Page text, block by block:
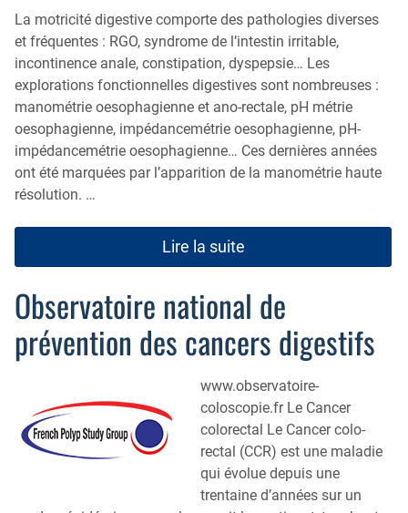
La motricité digestive comporte des pathologies diverses
et fréquentes : RGO, syndrome de l’intestin irritable,
incontinence anale, constipation, dyspepsie… Les
explorations fonctionnelles digestives sont nombreuses :
manométrie oesophagienne et ano-rectale, pH métrie
oesophagienne, impédancemétrie oesophagienne, pH-
impédancemétrie oesophagienne… Ces dernières années
ont été marquées par l’apparition de la manométrie haute
résolution. …
Lire la suite
Observatoire national de
prévention des cancers digestifs
www.observatoire-
coloscopie.fr Le Cancer
colorectal Le Cancer colo-
rectal (CCR) est une maladie
qui évolue depuis une
trentaine d’années sur un